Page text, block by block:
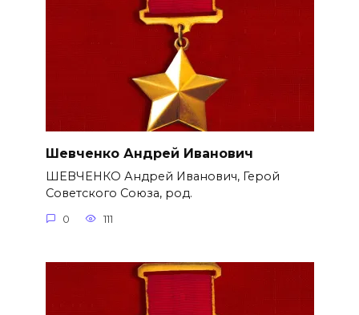
Шевченко Андрей Иванович
ШЕВЧЕНКО Андрей Иванович, Герой
Советского Союза, род.
0 111